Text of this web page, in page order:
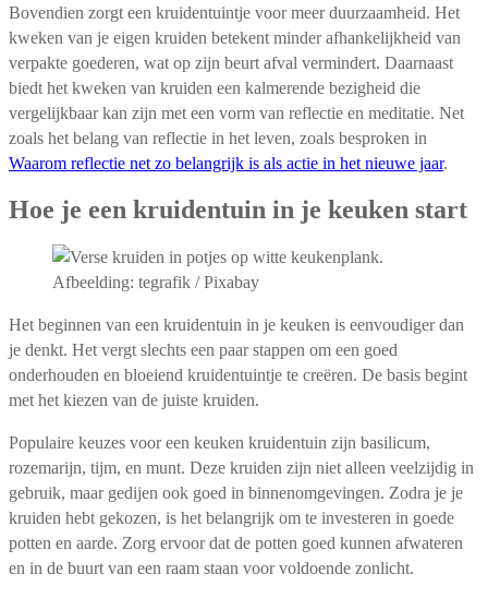
Bovendien zorgt een kruidentuintje voor meer duurzaamheid. Het
kweken van je eigen kruiden betekent minder afhankelijkheid van
verpakte goederen, wat op zijn beurt afval vermindert. Daarnaast
biedt het kweken van kruiden een kalmerende bezigheid die
vergelijkbaar kan zijn met een vorm van reflectie en meditatie. Net
zoals het belang van reflectie in het leven, zoals besproken in
Waarom reflectie net zo belangrijk is als actie in het nieuwe jaar.
Hoe je een kruidentuin in je keuken start
Afbeelding: tegrafik / Pixabay
Het beginnen van een kruidentuin in je keuken is eenvoudiger dan
je denkt. Het vergt slechts een paar stappen om een goed
onderhouden en bloeiend kruidentuintje te creëren. De basis begint
met het kiezen van de juiste kruiden.
Populaire keuzes voor een keuken kruidentuin zijn basilicum,
rozemarijn, tijm, en munt. Deze kruiden zijn niet alleen veelzijdig in
gebruik, maar gedijen ook goed in binnenomgevingen. Zodra je je
kruiden hebt gekozen, is het belangrijk om te investeren in goede
potten en aarde. Zorg ervoor dat de potten goed kunnen afwateren
en in de buurt van een raam staan voor voldoende zonlicht.